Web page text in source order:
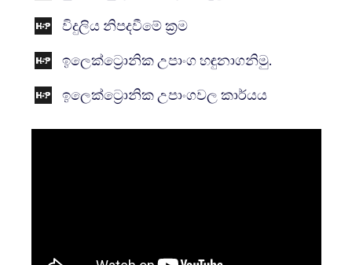
විදුලිය නිපදවීමේ ක්‍රමINTERACTIVE CONTENT
ඉලෙක්ට්‍රොනික උපාංග හඳුනාගනිමු.
ඉලෙක්ට්‍රොනික උපාංගවල කාර්යය